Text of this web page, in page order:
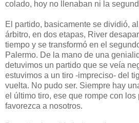
colado, hoy no llenaban ni la
El partido, basicamente se dividió,
árbitro, en dos etapas, River
tiempo y se transformó en el
Palermo. De la mano de una
detuvimos un partido que se veía
estuvimos a un tiro -impreciso- del
vuelta. No pudo ser. Siempre hay
el último tiro, ese que rompe con los
favorezca a nosotros.